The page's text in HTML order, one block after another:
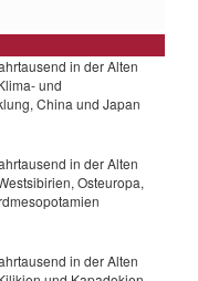
in der Alten
und
China und Japan
in der Alten
Osteuropa,
in der Alten